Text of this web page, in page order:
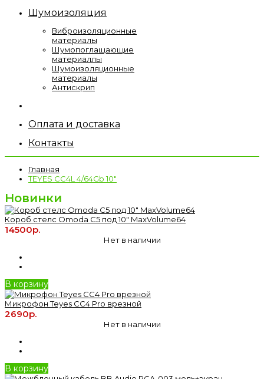
Шумоизоляция
Виброизоляционные
материалы
Шумопоглащающие
материаллы
Шумоизоляционные
материалы
Антискрип
Оплата и доставка
Контакты
Главная
TEYES CC4L 4/64Gb 10"
Новинки
Короб стелс Omoda C5 под 10" MaxVolume64
14500р.
Нет в наличии
В корзину
Микрофон Teyes CC4 Pro врезной
2690р.
Нет в наличии
В корзину